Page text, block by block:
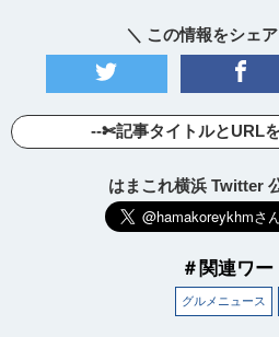
＼ この情報をシェ
--✄記事タイトルとURL
はまこれ横浜 Twitter
＃関連ワー
グルメニュース